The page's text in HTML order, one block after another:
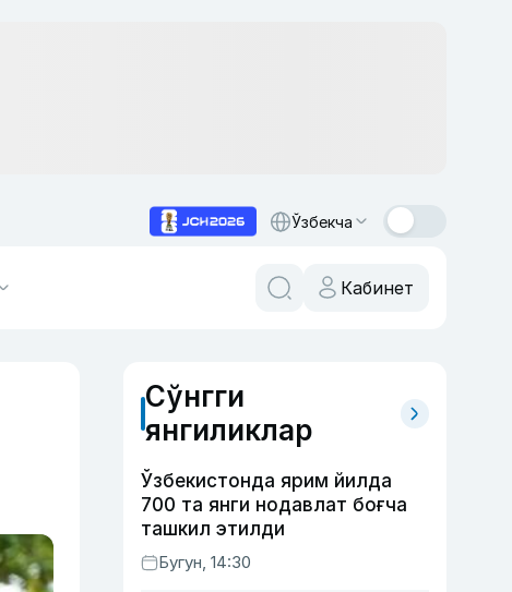
Ўзбекча
Кабинет
Сўнгги
янгиликлар
Ўзбекистонда ярим йилда
700 та янги нодавлат боғча
ташкил этилди
Бугун, 14:30